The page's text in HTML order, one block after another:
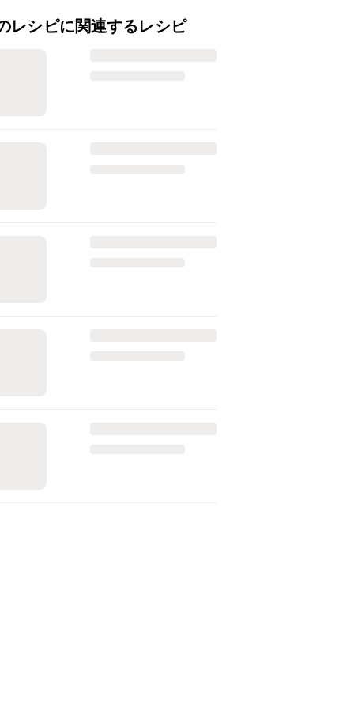
レシピに関連するレシピ